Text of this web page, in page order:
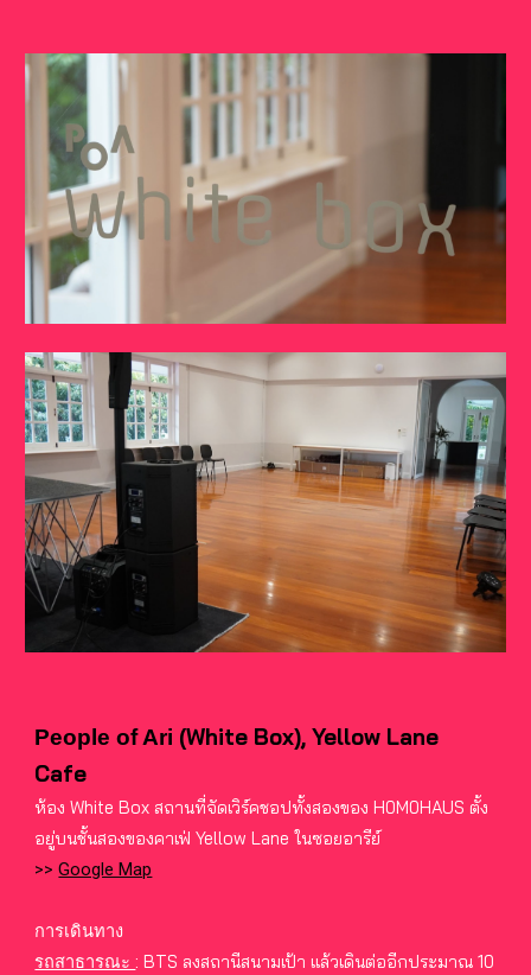
People of Ari (White Box), Yellow Lane
Cafe
ห้อง White Box สถานที่จัดเวิร์คชอปทั้งสองของ H0M0HAUS ตั้ง
อยู่บนชั้นสองของคาเฟ่ Yellow Lane ในซอยอารีย์
>>Google Map
การเดินทาง
รถสาธารณะ:BTS ลงสถานีสนามเป้า แล้วเดินต่ออีกประมาณ 10